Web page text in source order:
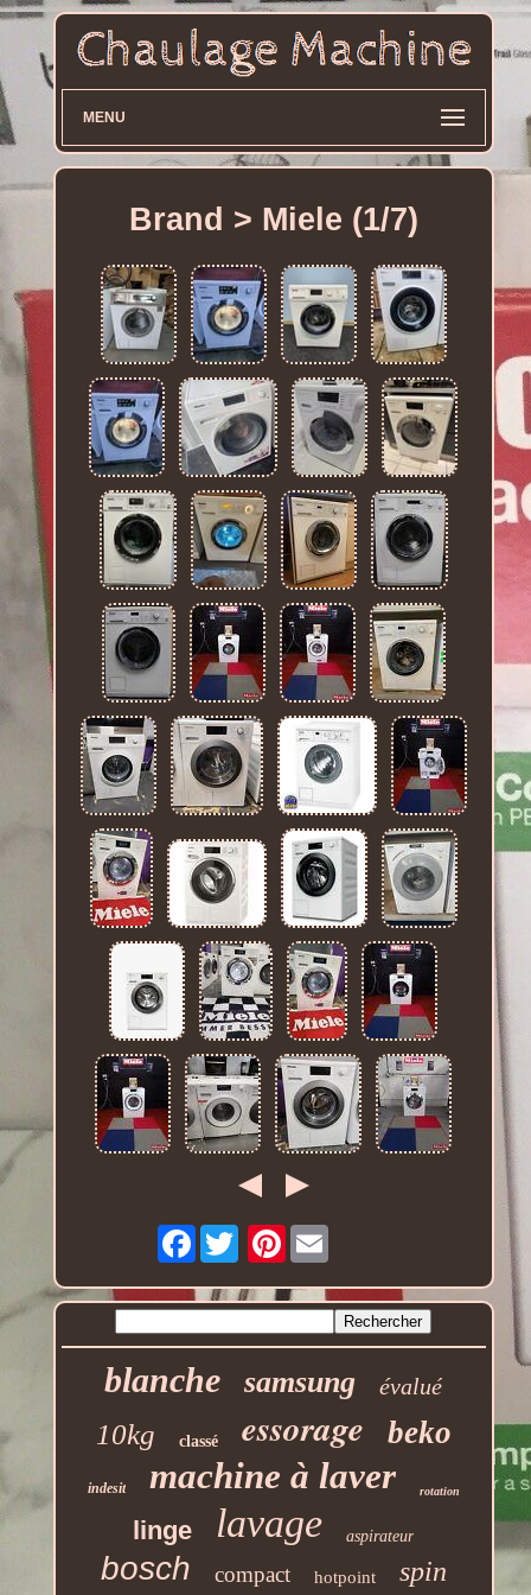
MENU
Brand > Miele (1/7)
Facebook Pinterest
blanche samsung évalué
10kg classé essorage beko
indesit machine à laver rotation
linge lavage aspirateur
bosch compact hotpoint spin